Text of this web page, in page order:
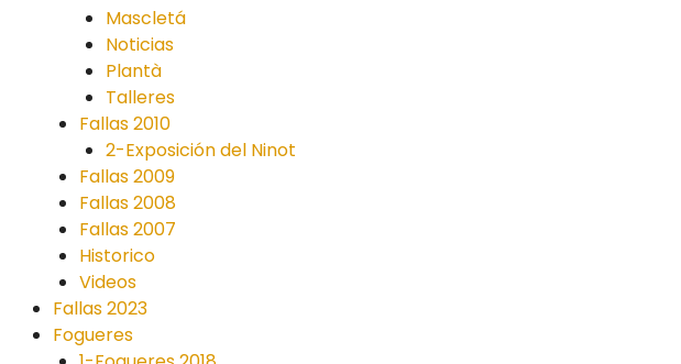
Mascletá
Noticias
Plantà
Talleres
Fallas 2010
2-Exposición del Ninot
Fallas 2009
Fallas 2008
Fallas 2007
Historico
Videos
Fallas 2023
Fogueres